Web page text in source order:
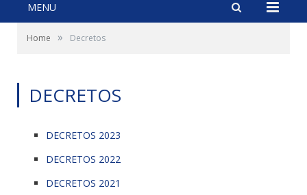
MENU
Home » Decretos
DECRETOS
DECRETOS 2023
DECRETOS 2022
DECRETOS 2021